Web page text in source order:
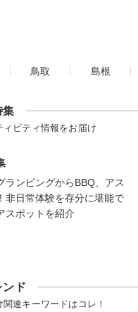
鳥取 島根
集
ビティ情報をお届け
ランピングからBBQ、アス
非日常体験を存分に堪能で
スポットを紹介
ンド
連キーワードはコレ！